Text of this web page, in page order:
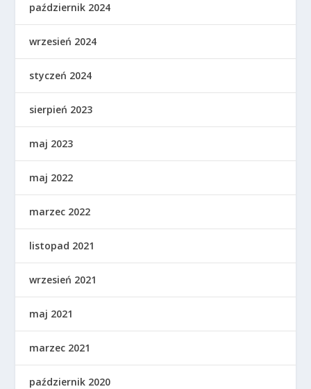
październik 2024
wrzesień 2024
styczeń 2024
sierpień 2023
maj 2023
maj 2022
marzec 2022
listopad 2021
wrzesień 2021
maj 2021
marzec 2021
październik 2020